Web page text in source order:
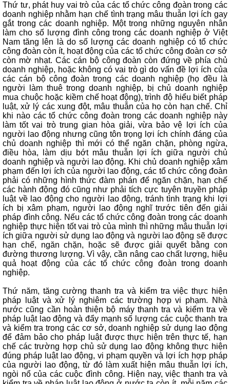
Thứ tư, phát huy vai trò của các tổ chức công đoàn trong các
doanh nghiệp nhằm hạn chế tình trạng mâu thuẫn lợi ích gay
gắt trong các doanh nghiệp. Một trong những nguyên nhân
làm cho số lượng đình công trong các doanh nghiệp ở Việt
Nam tăng lên là do số lượng các doanh nghiệp có tổ chức
công đoàn còn ít, hoạt động của các tổ chức công đoàn cơ sở
còn mờ nhạt. Các cán bộ công đoàn còn đứng về phía chủ
doanh nghiệp, hoặc không có vai trò gì do vấn đề lợi ích của
các cán bộ công đoàn trong các doanh nghiệp (họ đều là
người làm thuê trong doanh nghiệp, bị chủ doanh nghiệp
mua chuộc hoặc kiềm chế hoạt động), trình độ hiểu biết pháp
luật, xử lý các xung đột, mâu thuẫn của họ còn hạn chế. Chỉ
khi nào các tổ chức công đoàn trong các doanh nghiệp này
làm tốt vai trò trung gian hòa giải, vừa bảo vệ lợi ích của
người lao động nhưng cũng tôn trọng lợi ích chính đáng của
chủ doanh nghiệp thì mới có thể ngăn chặn, phòng ngừa,
điều hòa, làm dịu bớt mâu thuẫn lợi ích giữa người chủ
doanh nghiệp và người lao động. Khi chủ doanh nghiệp xâm
phạm đến lợi ích của người lao động, các tổ chức công đoàn
phải có những hình thức đàm phán để ngăn chặn, hạn chế
các hành động đó cũng như phải tích cực tuyên truyền pháp
luật về lao động cho người lao động, tránh tình trạng khi lợi
ích bị xâm phạm, người lao động nghĩ trước tiên đến giải
pháp đình công. Nếu các tổ chức công đoàn trong các doanh
nghiệp thực hiện tốt vai trò của mình thì những mâu thuẫn lợi
ích giữa người sử dụng lao động và người lao động sẽ được
hạn chế, ngăn chặn, hoặc sẽ được giải quyết bằng con
đường thương lượng. Vì vậy, cần nâng cao chất lượng, hiệu
quả hoạt động của các tổ chức công đoàn trong doanh
nghiệp.
Thứ năm, tăng cường thanh tra và kiểm tra việc thực hiện
pháp luật và xử lý nghiêm các trường hợp vi phạm. Nhà
nước cũng cần hoàn thiện bộ máy thanh tra và kiểm tra về
pháp luật lao động và đẩy mạnh số lượng các cuộc thanh tra
và kiểm tra trong các cơ sở, doanh nghiệp sử dụng lao động
để đảm bảo cho pháp luật được thực hiện trên thực tế, hạn
chế các trường hợp chủ sử dụng lao động không thực hiện
đúng pháp luật lao động, vi phạm quyền và lợi ích hợp pháp
của người lao động, từ đó làm xuất hiện mâu thuẫn lợi ích,
ngòi nổ của các cuộc đình công. Hiện nay, việc thanh tra và